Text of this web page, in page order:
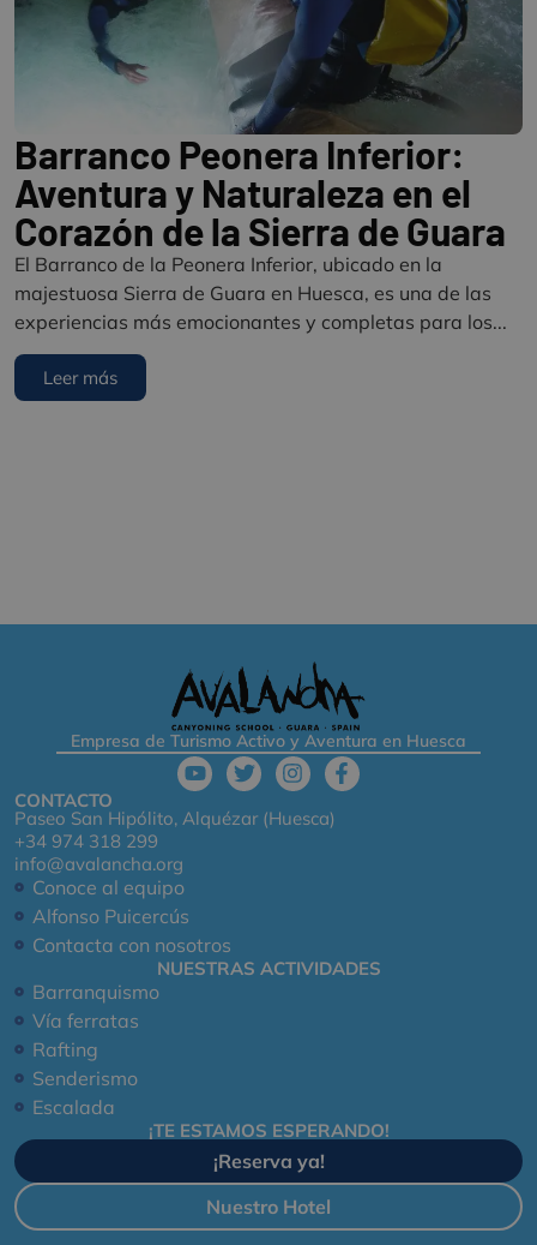
Barranco Peonera Inferior:
Aventura y Naturaleza en el
Corazón de la Sierra de Guara
El Barranco de la Peonera Inferior, ubicado en la
majestuosa Sierra de Guara en Huesca, es una de las
experiencias más emocionantes y completas para los...
Leer más
Empresa de Turismo Activo y Aventura en Huesca
CONTACTO
Paseo San Hipólito, Alquézar (Huesca)
+34 974 318 299
info@avalancha.org
Conoce al equipo
Alfonso Puicercús
Contacta con nosotros
NUESTRAS ACTIVIDADES
Barranquismo
Vía ferratas
Rafting
Senderismo
Escalada
¡TE ESTAMOS ESPERANDO!
¡Reserva ya!
Nuestro Hotel